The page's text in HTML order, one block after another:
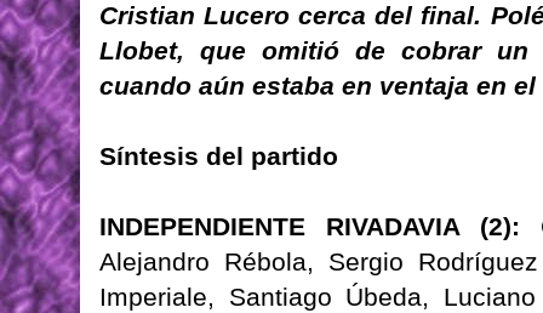
Cristian Lucero cerca del final.
Llobet, que omitió de cobrar
cuando aún estaba en ventaja en el
Síntesis del partido
INDEPENDIENTE RIVADAVIA (2):
Alejandro Rébola, Sergio
Imperiale, Santiago Úbeda,